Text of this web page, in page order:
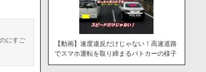
にすご
【動画】速度違反だけじゃない！高速道路
でスマホ運転を取り締まるパトカーの様子